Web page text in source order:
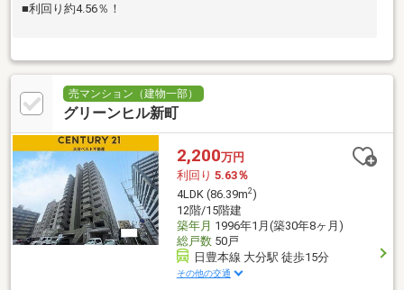
■利回り約4.56％！
売マンション（建物一部）
グリーンヒル新町
2,200万円
利回り 5.63％
4LDK (86.39m2)
12階/15階建
築年月 1996年1月(築30年8ヶ月)
総戸数50戸
日豊本線 大分駅 徒歩15分
その他の交通